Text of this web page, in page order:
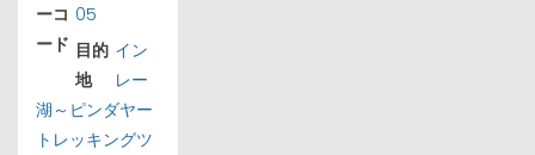
ーコ
ード
05
目的
地
イン
レー
湖～ピンダヤー
トレッキングツ